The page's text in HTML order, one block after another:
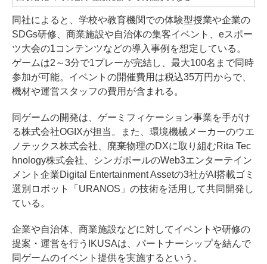
同社によると、学校や教育機関での体験型授業や企業の
SDGs研修、商業施設や自治体の集客イベント、eスポー
ツ大会の1コンテンツなどの導入事例を想定している。
ゲームは2～3分で1プレーが完結し、最大100名まで同時
参加が可能。イベントの開催費用は税込35万円からで、
機材や運営スタッフの費用が含まれる。
同ゲームの開発は、ゲーミフィケーション事業を手がけ
る株式会社OGIXが担当。また、環境機械メーカーのウエ
ノテックス株式会社、廃棄物理のDXに取り組むRita Tec
hnology株式会社、シンガポールのWeb3エンターテイン
メント企業Digital Entertainment Assetの3社がAI搭載ゴミ
選別ロボット「URANOS」の技術を活用して共同開発し
ている。
企業や自治体、商業施設などに対してイベントや研修の
提案・運営を行うIKUSAは、パートナーシップを結んで
同ゲームのイベント提供を実施するという。